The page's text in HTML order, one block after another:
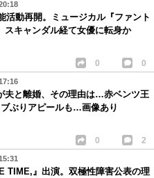
活動再開。ミュージカル『ファント
スキャンダル経て女優に転身か
0 0
夫と離婚、その理由は…赤ベンツ王
ぶりアピールも…画像あり
0 2
TIME,』出演。双極性障害公表の理